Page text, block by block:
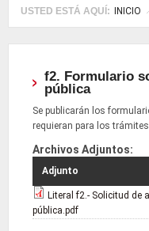
USTED ESTÁ AQUÍ: INICIO
f2. Formulario
pública
Se publicarán los
requieran para los
Archivos Adjuntos:
Adjunto
Literal f2.- Solicitud de
pública.pdf